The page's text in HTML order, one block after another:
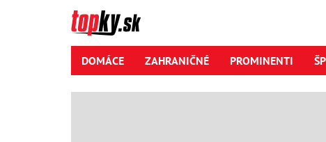
DOMÁCE ZAHRANIČNÉ PROMINENTI